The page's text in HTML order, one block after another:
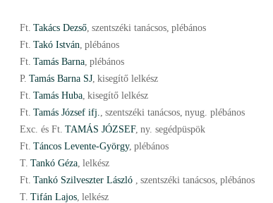
Ft. Takács Dezső, szentszéki tanácsos, plébános
Ft. Takó István, plébános
Ft. Tamás Barna, plébános
P. Tamás Barna SJ, kisegítő lelkész
Ft. Tamás Huba, kisegítő lelkész
Ft. Tamás József ifj., szentszéki tanácsos, nyug. plébános
Exc. és Ft. TAMÁS JÓZSEF, ny. segédpüspök
Ft. Táncos Levente-György, plébános
T. Tankó Géza, lelkész
Ft. Tankó Szilveszter László , szentszéki tanácsos, plébános
T. Tifán Lajos, lelkész